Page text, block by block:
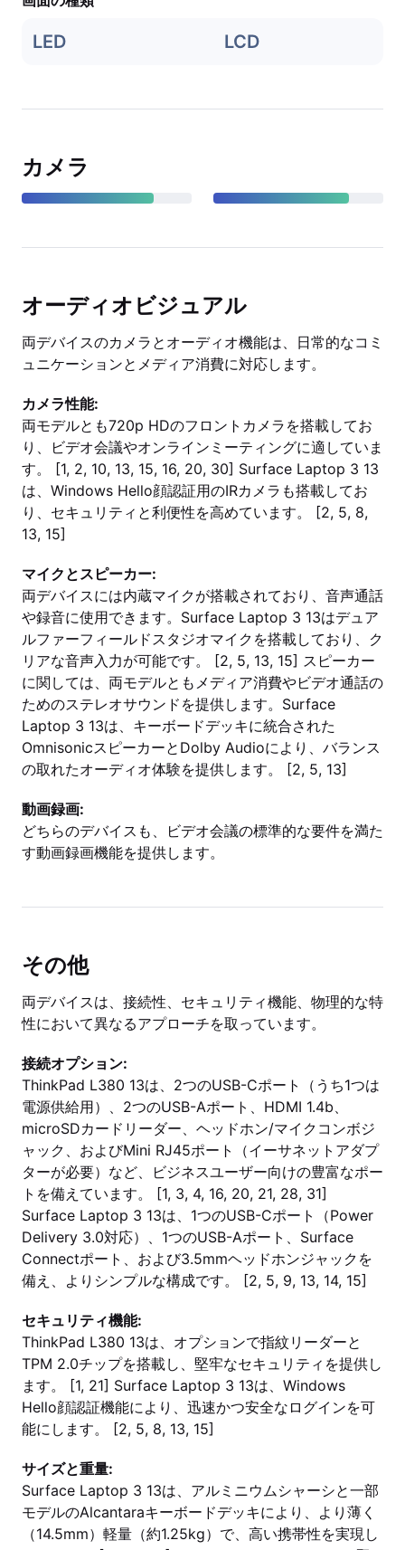
LED LCD
カメラ
オーディオビジュアル
両デバイスのカメラとオーディオ機能は、日常的なコミ
ュニケーションとメディア消費に対応します。
カメラ性能:
両モデルとも720p HDのフロントカメラを搭載してお
り、ビデオ会議やオンラインミーティングに適していま
す。 [1, 2, 10, 13, 15, 16, 20, 30] Surface Laptop 3 13
は、Windows Hello顔認証用のIRカメラも搭載してお
り、セキュリティと利便性を高めています。 [2, 5, 8,
13, 15]
マイクとスピーカー:
両デバイスには内蔵マイクが搭載されており、音声通話
や録音に使用できます。Surface Laptop 3 13はデュア
ルファーフィールドスタジオマイクを搭載しており、ク
リアな音声入力が可能です。 [2, 5, 13, 15] スピーカー
に関しては、両モデルともメディア消費やビデオ通話の
ためのステレオサウンドを提供します。Surface
Laptop 3 13は、キーボードデッキに統合された
OmnisonicスピーカーとDolby Audioにより、バランス
の取れたオーディオ体験を提供します。 [2, 5, 13]
動画録画:
どちらのデバイスも、ビデオ会議の標準的な要件を満た
す動画録画機能を提供します。
その他
両デバイスは、接続性、セキュリティ機能、物理的な特
性において異なるアプローチを取っています。
接続オプション:
ThinkPad L380 13は、2つのUSB-Cポート（うち1つは
電源供給用）、2つのUSB-Aポート、HDMI 1.4b、
microSDカードリーダー、ヘッドホン/マイクコンボジ
ャック、およびMini RJ45ポート（イーサネットアダプ
ターが必要）など、ビジネスユーザー向けの豊富なポー
トを備えています。 [1, 3, 4, 16, 20, 21, 28, 31]
Surface Laptop 3 13は、1つのUSB-Cポート（Power
Delivery 3.0対応）、1つのUSB-Aポート、Surface
Connectポート、および3.5mmヘッドホンジャックを
備え、よりシンプルな構成です。 [2, 5, 9, 13, 14, 15]
セキュリティ機能:
ThinkPad L380 13は、オプションで指紋リーダーと
TPM 2.0チップを搭載し、堅牢なセキュリティを提供し
ます。 [1, 21] Surface Laptop 3 13は、Windows
Hello顔認証機能により、迅速かつ安全なログインを可
能にします。 [2, 5, 8, 13, 15]
サイズと重量:
Surface Laptop 3 13は、アルミニウムシャーシと一部
モデルのAlcantaraキーボードデッキにより、より薄く
（14.5mm）軽量（約1.25kg）で、高い携帯性を実現し